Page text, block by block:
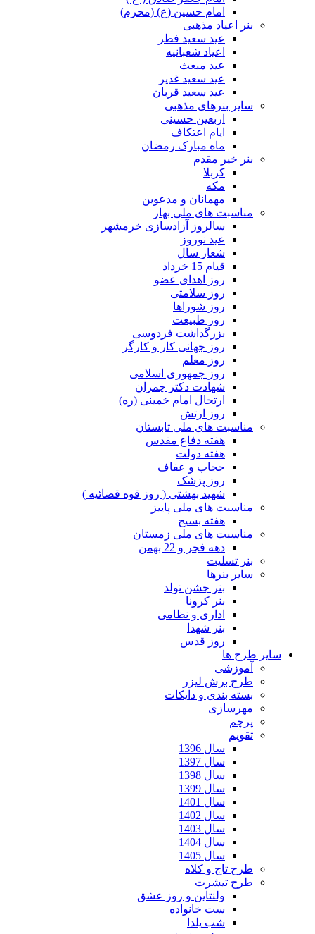
امام حسین (ع) (محرم)
بنر اعیاد مذهبی
عید سعید فطر
اعیاد شعبانیه
عید مبعث
عید سعید غدیر
عید سعید قربان
سایر بنرهای مذهبی
اربعین حسینی
ایام اعتکاف
ماه مبارک رمضان
بنر خیر مقدم
کربلا
مکه
مهمانان و مدعوین
مناسبت های ملی بهار
سالروز آزادسازی خرمشهر
عید نوروز
شعار سال
قیام 15 خرداد
روز اهدای عضو
روز سلامتی
روز شوراها
روز طبیعت
بزرگداشت فردوسی
روز جهانی کار و کارگر
روز معلم
روز جمهوری اسلامی
شهادت دکتر چمران
ارتحال امام خمینی (ره)
روز ارتش
مناسبت های ملی تابستان
هفته دفاع مقدس
هفته دولت
حجاب و عفاف
روز پزشک
شهید بهشتی ( روز قوه قضائیه )
مناسبت های ملی پاییز
هفته بسیج
مناسبت های ملی زمستان
دهه فجر و 22 بهمن
بنر تسلیت
سایر بنرها
بنر جشن تولد
بنر کرونا
اداری و نظامی
بنر شهدا
روز قدس
سایر طرح ها
آموزشی
طرح برش لیزر
بسته بندی و دایکات
مهرسازی
پرچم
تقویم
سال 1396
سال 1397
سال 1398
سال 1399
سال 1401
سال 1402
سال 1403
سال 1404
سال 1405
طرح تاج و کلاه
طرح تیشرت
ولنتاین و روز عشق
ست خانواده
شب یلدا